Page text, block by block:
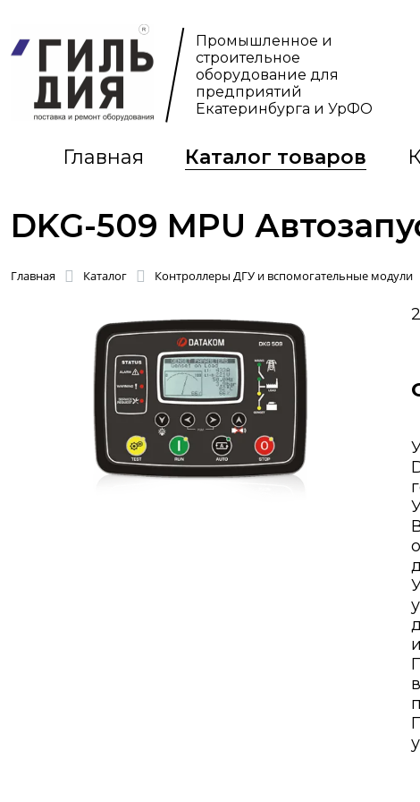
Промышленное и
строительное
оборудование для
предприятий
Екатеринбурга и УрФО
Главная Каталог товаров
DKG-509 MPU
Главная Каталог Контроллеры ДГУ и вспомогательные модули